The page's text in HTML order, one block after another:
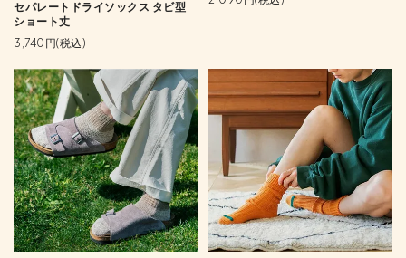
セパレートドライソックス タビ型
ショート丈
3,740円(税込)